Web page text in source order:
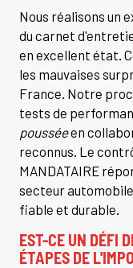
Nous réalisons un
du carnet
en excellent état.
les mauvaises
France. Notre
tests de
pousséeen
reconnus. Le
MANDATAIRE
secteur
fiable et durable.
EST-CE UN DÉFI
ÉTAPES DE